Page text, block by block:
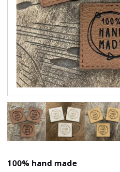
100% hand made